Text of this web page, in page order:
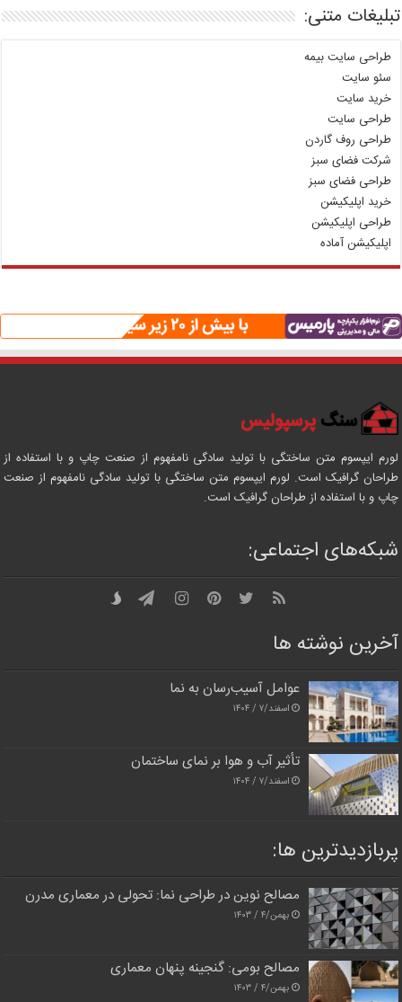
تبلیغات متنی:
طراحی سایت بیمه
سئو سایت
خرید سایت
طراحی سایت
طراحی روف گاردن
شرکت فضای سبز
طراحی فضای سبز
خرید اپلیکیشن
طراحی اپلیکیشن
اپلیکیشن آماده
لورم ایپسوم متن ساختگی با تولید سادگی نامفهوم از صنعت چاپ و با استفاده از
طراحان گرافیک است. لورم ایپسوم متن ساختگی با تولید سادگی نامفهوم از صنعت
چاپ و با استفاده از طراحان گرافیک است.
شبکه‌های اجتماعی:
آخرین نوشته ها
عوامل آسیب‌رسان به نما
اسفند/۷ / ۱۴۰۴
تأثیر آب و هوا بر نمای ساختمان
اسفند/۷ / ۱۴۰۴
پربازدیدترین‌ ها:
مصالح نوین در طراحی نما: تحولی در معماری مدرن
بهمن/۴ / ۱۴۰۳
مصالح بومی: گنجینه پنهان معماری
بهمن/۴ / ۱۴۰۳